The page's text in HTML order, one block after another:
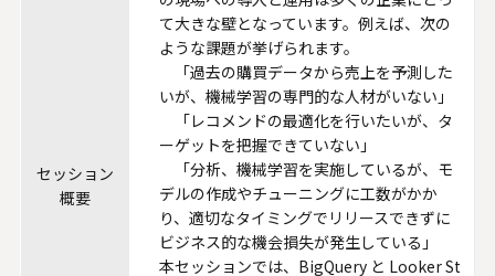
セッション
概要
て大きな壁となっています。例えば、次の
ような課題が挙げられます。
「過去の購買データから売上を予測した
いが、機械学習の専門的な人材がいない」
「レコメンドの最適化を行いたいが、タ
ーゲットを把握できていない」
「分析、機械学習を実施しているが、モ
デルの作成やチューニングに工数がかか
り、適切なタイミングでリリースできずに
ビジネス的な機会損失が発生している」
本セッションでは、BigQuery と Looker St